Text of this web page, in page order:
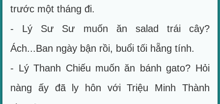
trước một tháng đi.
- Lý Sư Sư muốn ăn salad trái cây?
Ách...Ban ngày bận rồi, buổi tối hẵng tính.
- Lý Thanh Chiếu muốn ăn bánh gato? Hỏi
nàng ấy đã ly hôn với Triệu Minh Thành